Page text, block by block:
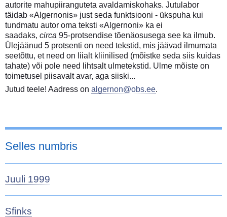
autorite mahupiiranguteta avaldamiskohaks. Jutulabor
täidab «Algernonis» just seda funktsiooni - ükspuha kui
tundmatu autor oma teksti «Algernoni» ka ei
saadaks, circa 95-protsendise tõenäosusega see ka ilmub.
Ülejäänud 5 protsenti on need tekstid, mis jäävad ilmumata
seetõttu, et need on liialt kliinilised (mõistke seda siis kuidas
tahate) või pole need lihtsalt ulmetekstid. Ulme mõiste on
toimetusel piisavalt avar, aga siiski...
Jutud teele! Aadress on algernon@obs.ee.
Selles numbris
Juuli 1999
Sfinks